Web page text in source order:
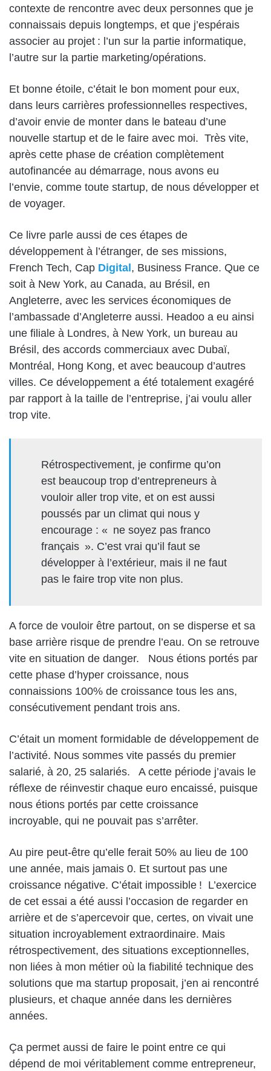
contexte de rencontre avec deux personnes que je
connaissais depuis longtemps, et que j’espérais
associer au projet : l’un sur la partie informatique,
l’autre sur la partie marketing/opérations.
Et bonne étoile, c’était le bon moment pour eux,
dans leurs carrières professionnelles respectives,
d’avoir envie de monter dans le bateau d’une
nouvelle startup et de le faire avec moi. Très vite,
après cette phase de création complètement
autofinancée au démarrage, nous avons eu
l’envie, comme toute startup, de nous développer et
de voyager.
Ce livre parle aussi de ces étapes de
développement à l’étranger, de ses missions,
French Tech, Cap Digital , Business France. Que ce
soit à New York, au Canada, au Brésil, en
Angleterre, avec les services économiques de
l’ambassade d’Angleterre aussi. Headoo a eu ainsi
une filiale à Londres, à New York, un bureau au
Brésil, des accords commerciaux avec Dubaï,
Montréal, Hong Kong, et avec beaucoup d’autres
villes. Ce développement a été totalement exagéré
par rapport à la taille de l’entreprise, j’ai voulu aller
trop vite.
Rétrospectivement, je confirme qu’on
est beaucoup trop d’entrepreneurs à
vouloir aller trop vite, et on est aussi
poussés par un climat qui nous y
encourage : « ne soyez pas franco
français ». C’est vrai qu’il faut se
développer à l’extérieur, mais il ne faut
pas le faire trop vite non plus.
A force de vouloir être partout, on se disperse et sa
base arrière risque de prendre l’eau. On se retrouve
vite en situation de danger. Nous étions portés par
cette phase d’hyper croissance, nous
connaissions 100% de croissance tous les ans,
consécutivement pendant trois ans.
C’était un moment formidable de développement de
l’activité. Nous sommes vite passés du premier
salarié, à 20, 25 salariés. A cette période j’avais le
réflexe de réinvestir chaque euro encaissé, puisque
nous étions portés par cette croissance
incroyable, qui ne pouvait pas s’arrêter.
Au pire peut-être qu’elle ferait 50% au lieu de 100
une année, mais jamais 0. Et surtout pas une
croissance négative. C’était impossible ! L’exercice
de cet essai a été aussi l’occasion de regarder en
arrière et de s’apercevoir que, certes, on vivait une
situation incroyablement extraordinaire. Mais
rétrospectivement, des situations exceptionnelles,
non liées à mon métier où la fiabilité technique des
solutions que ma startup proposait, j’en ai rencontré
plusieurs, et chaque année dans les dernières
années.
Ça permet aussi de faire le point entre ce qui
dépend de moi véritablement comme entrepreneur,